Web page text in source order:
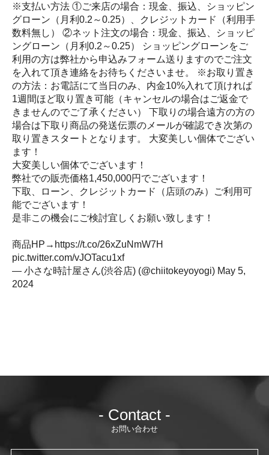
※支払い方法 ①ご来店の場合：現金、振込、ショッピン
グローン（月利0.2～0.25）、クレジットカード（利用手
数料無し） ②ネット注文の場合：現金、振込、ショッピ
ングローン（月利0.2～0.25） ショッピングローンをご
利用の方は弊社から申込みフォーム送りますのでご注文
を入れて頂き連絡をお待ちくださいませ。 ※お取り置き
の方法：お電話にて当日のみ、内金10%入れて頂ければ
1週間ほど取り置き可能（キャンセルの場合はご返金で
きませんのでご了承ください） 下取りの場合遠方の方の
場合は下取り商品の発送伝票のメールが確認でき次第の
取り置きスタートとなります。 大変美しい個体でござい
ます！
大変美しい個体でございます！
弊社での販売価格1,450,000円でございます！
下取、ローン、クレジットカード（店頭のみ）ご利用可
能でございます！
是非この機会にご検討宜しくお願い致します！
商品HP→ https://t.co/26xZuNmW7H
pic.twitter.com/vJOTacu1xf
— 小さな時計屋さん(渋谷店) (@chiitokeyoyogi) May 5,
2024
- Contact -
お問い合わせ